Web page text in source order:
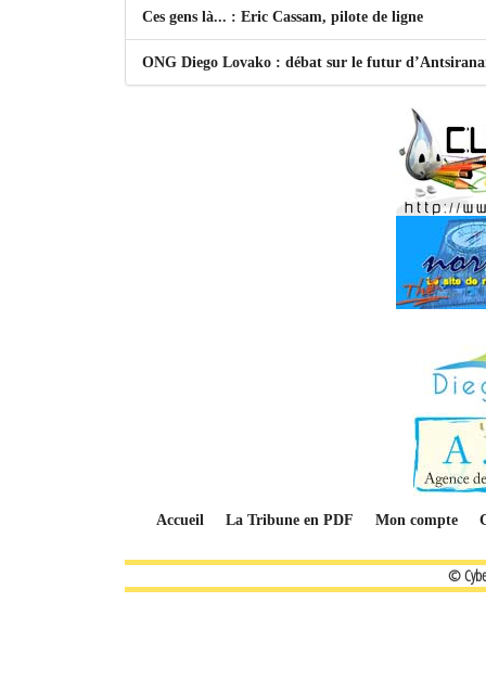
Ces gens là... : Eric Cassam, pilote de ligne
ONG Diego Lovako : débat sur le futur
Accueil La Tribune en PDF Mon compte
©